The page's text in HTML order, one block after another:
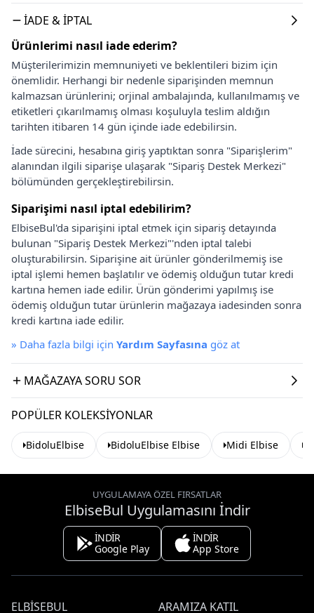
İADE & İPTAL
Ürünlerimi nasıl iade ederim?
Müşterilerimizin memnuniyeti ve beklentileri bizim için
önemlidir. Herhangi bir nedenle siparişinden memnun
kalmazsan ürünlerini; orjinal ambalajında, kullanılmamış ve
etiketleri çıkarılmamış olması koşuluyla teslim aldığın
tarihten itibaren 14 gün içinde iade edebilirsin.
İade sürecini, hesabına giriş yaptıktan sonra "Siparişlerim"
alanından ilgili siparişe ulaşarak "Sipariş Destek Merkezi"
bölümünden gerçekleştirebilirsin.
Siparişimi nasıl iptal edebilirim?
ElbiseBul'da siparişini iptal etmek için sipariş detayında
bulunan "Sipariş Destek Merkezi"'nden iptal talebi
oluşturabilirsin. Siparişine ait ürünler gönderilmemiş ise
iptal işlemi hemen başlatılır ve ödemiş olduğun tutar kredi
kartına hemen iade edilir. Ürün gönderimi yapılmış ise
ödemiş olduğun tutar ürünlerin mağazaya iadesinden sonra
kredi kartına iade edilir.
» Daha fazla bilgi için Yardım Sayfasına göz at
MAĞAZAYA SORU SOR
POPÜLER KOLEKSIYONLAR
BidoluElbise BidoluElbise Elbise Midi Elbise
UYGULAMAYA ÖZEL FIRSATLAR
ElbiseBul Uygulamasını İndir
İNDİR
Google Play
İNDİR
App Store
ELBISEBUL
ARAMIZA KATIL